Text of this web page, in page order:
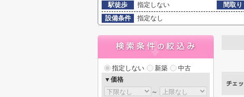
駅徒歩
指定しない 間取り
設備条件
指定なし
指定しない 新築
中古
▼価格
～